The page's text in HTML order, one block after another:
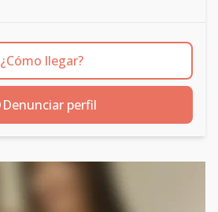
¿Cómo llegar?
Denunciar perfil